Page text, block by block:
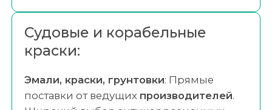
Судовые и корабельные
краски:
Эмали, краски, грунтовки: Прямые
поставки от ведущих производителей.